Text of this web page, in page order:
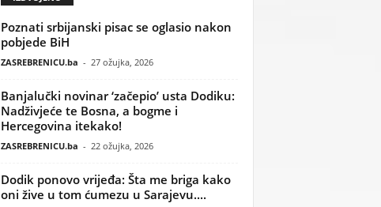
Poznati srbijanski pisac se oglasio nakon
pobjede BiH
ZASREBRENICU.ba - 27 ožujka, 2026
Banjalučki novinar ‘začepio’ usta Dodiku:
Nadživjeće te Bosna, a bogme i
Hercegovina itekako!
ZASREBRENICU.ba - 22 ožujka, 2026
Dodik ponovo vrijeđa: Šta me briga kako
oni žive u tom ćumezu u Sarajevu....